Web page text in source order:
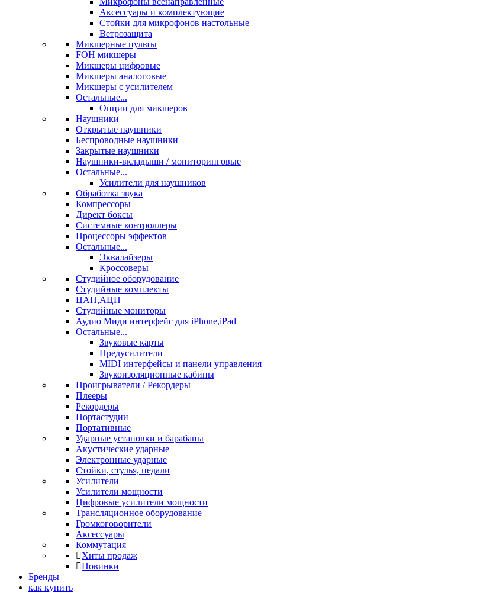
Аксессуары и комплектующие
Стойки для микрофонов настольные
Ветрозащита
Микшерные пульты
FOH микшеры
Микшеры цифровые
Микшеры аналоговые
Микшеры с усилителем
Остальные...
Опции для микшеров
Наушники
Открытые наушники
Беспроводные наушники
Закрытые наушники
Наушники-вкладыши / мониторинговые
Остальные...
Усилители для наушников
Обработка звука
Компрессоры
Директ боксы
Системные контроллеры
Процессоры эффектов
Остальные...
Эквалайзеры
Кроссоверы
Студийное оборудование
Студийные комплекты
ЦАП,АЦП
Студийные мониторы
Аудио Миди интерфейс для iPhone,iPad
Остальные...
Звуковые карты
Предусилители
MIDI интерфейсы и панели управления
Звукоизоляционные кабины
Проигрыватели / Рекордеры
Плееры
Рекордеры
Портастудии
Портативные
Ударные установки и барабаны
Акустические ударные
Электронные ударные
Стойки, стулья, педали
Усилители
Усилители мощности
Цифровые усилители мощности
Трансляционное оборудование
Громкоговорители
Аксессуары
Коммутация
Хиты продаж
Новинки
Бренды
как купить